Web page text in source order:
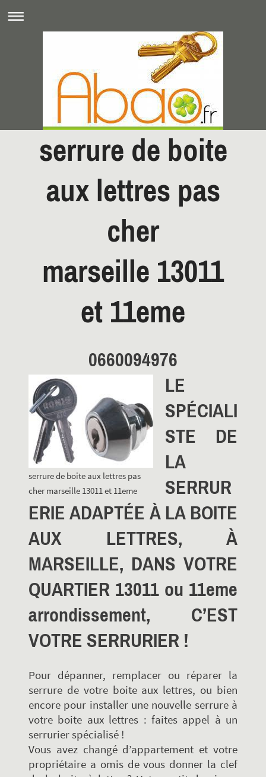
serrure de boite
aux lettres pas
cher
marseille 13011
et 11eme
0660094976
serrure de boite aux lettres pas
cher marseille 13011 et 11eme
LE
SPÉCIALI
STE DE
LA
SERRUR
ERIE ADAPTÉE À LA BOITE
AUX LETTRES, À
MARSEILLE, DANS VOTRE
QUARTIER 13011 ou 11eme
arrondissement, C’EST
VOTRE SERRURIER !
Pour dépanner, remplacer ou réparer la
serrure de votre boite aux lettres, ou bien
encore pour installer une nouvelle serrure à
votre boite aux lettres : faites appel à un
serrurier spécialisé !
Vous avez changé d’appartement et votre
propriétaire a omis de vous donner la clef